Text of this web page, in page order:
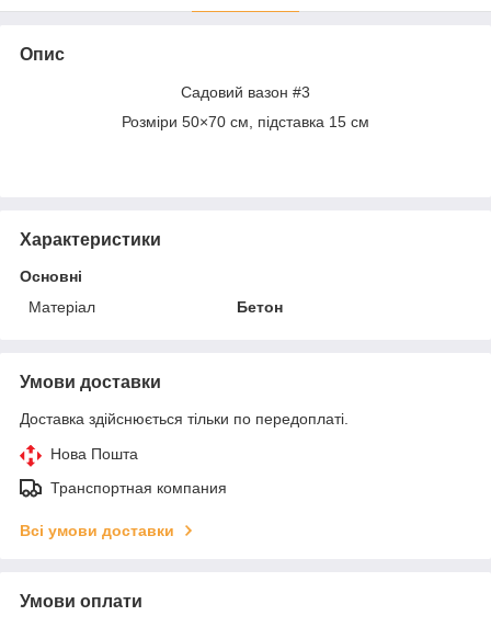
Опис
Садовий вазон #3
Розміри 50×70 см, підставка 15 см
Характеристики
Основні
Матеріал
Бетон
Умови доставки
Доставка здійснюється тільки по передоплаті.
Нова Пошта
Транспортная компания
Всі умови доставки
Умови оплати